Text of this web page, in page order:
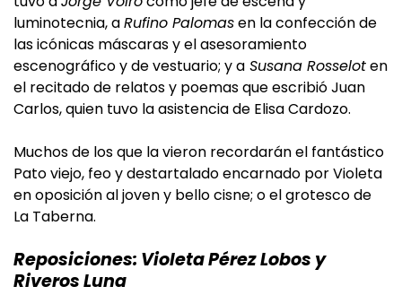
luminotecnia, aRufino Palomasen la confección de
las icónicas máscaras y el asesoramiento
escenográfico y de vestuario; y a Susana Rosseloten
el recitado de relatos y poemas que escribió Juan
Carlos, quien tuvo la asistencia de Elisa Cardozo.
Muchos de los que la vieron recordarán el fantástico
Pato viejo, feo y destartalado encarnado por Violeta
en oposición al joven y bello cisne; o el grotesco de
La Taberna.
Reposiciones: Violeta Pérez Lobos y
Riveros Luna